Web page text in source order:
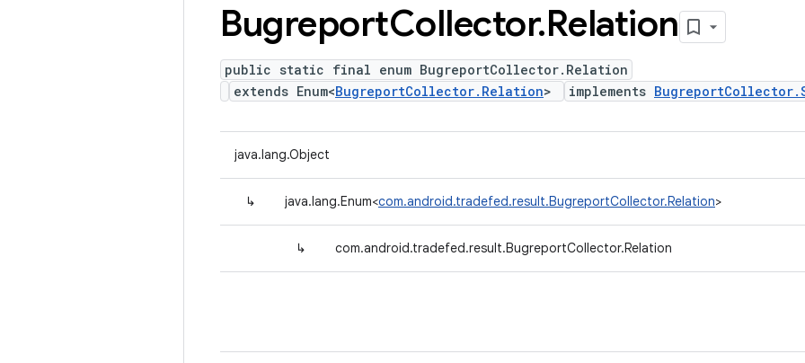
BugreportCollector.Relation
public static final enum BugreportCollector.Relation
extends Enum<BugreportCollector.Relation> implements
java.lang.Object
↳ java.lang.Enum<com.android.tradefed.result.BugreportCollector.Relation>
↳ com.android.tradefed.result.BugreportCollector.Relation